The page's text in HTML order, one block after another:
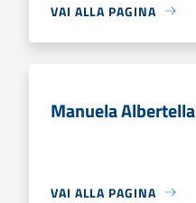
VAI ALLA PAGINA
Manuela Albertella
VAI ALLA PAGINA